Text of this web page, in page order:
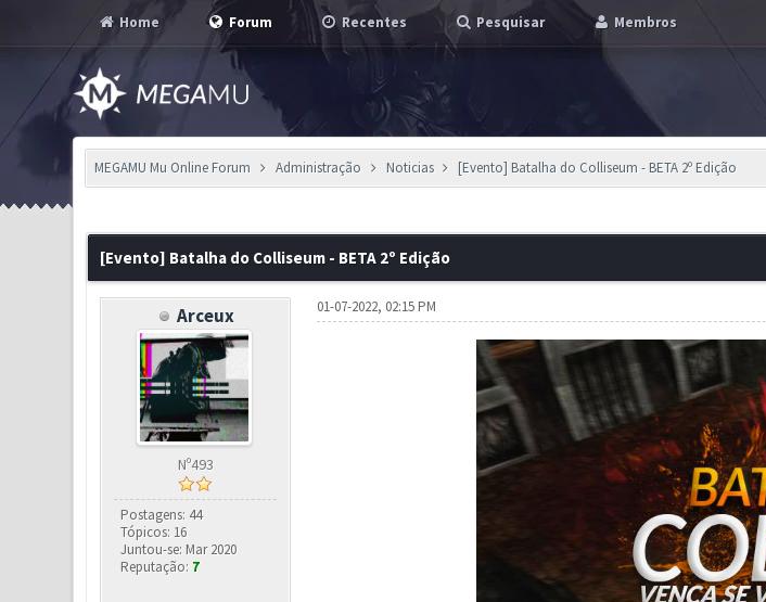
Home Forum Recentes Pesquisar Membros
MEGAMU Mu Online Forum Administração Noticias [Evento] Batalha do Colliseum - BETA 2º Edição
[Evento] Batalha do Colliseum - BETA 2º Edição
Arceux
Nº493
Postagens: 44
Tópicos: 16
Juntou-se: Mar 2020
Reputação: 7
01-07-2022, 02:15 PM